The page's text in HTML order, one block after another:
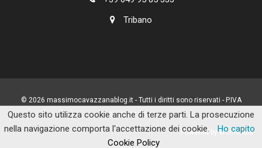
Tribano
© 2026 massimocavazzanablog.it - Tutti i diritti sono riservati - P.IVA
02493110288
Powered by kromolabs
Questo sito utilizza cookie anche di terze parti. La prosecuzione
nella navigazione comporta l'accettazione dei cookie.
Ho capito
Cookie Policy